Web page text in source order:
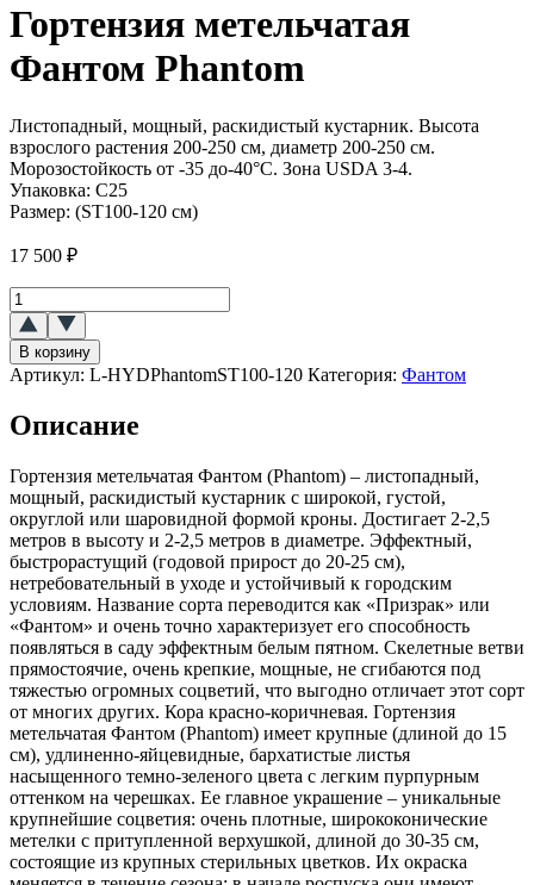
Гортензия метельчатая
Фантом Phantom
Листопадный, мощный, раскидистый кустарник. Высота
взрослого растения 200-250 см, диаметр 200-250 см.
Морозостойкость от -35 до-40°C. Зона USDA 3-4.
Упаковка: С25
Размер: (ST100-120 см)
17 500 ₽
Количество
товара
Гортензия
метельчатая
Фантом
В корзину
Артикул: L-HYDPhantomST100-120 Категория: Фантом
Описание
Гортензия метельчатая Фантом (Phantom) – листопадный,
мощный, раскидистый кустарник с широкой, густой,
округлой или шаровидной формой кроны. Достигает 2-2,5
метров в высоту и 2-2,5 метров в диаметре. Эффектный,
быстрорастущий (годовой прирост до 20-25 см),
нетребовательный в уходе и устойчивый к городским
условиям. Название сорта переводится как «Призрак» или
«Фантом» и очень точно характеризует его способность
появляться в саду эффектным белым пятном. Скелетные ветви
прямостоячие, очень крепкие, мощные, не сгибаются под
тяжестью огромных соцветий, что выгодно отличает этот сорт
от многих других. Кора красно-коричневая. Гортензия
метельчатая Фантом (Phantom) имеет крупные (длиной до 15
см), удлиненно-яйцевидные, бархатистые листья
насыщенного темно-зеленого цвета с легким пурпурным
оттенком на черешках. Ее главное украшение – уникальные
крупнейшие соцветия: очень плотные, ширококонические
метелки с притупленной верхушкой, длиной до 30-35 см,
состоящие из крупных стерильных цветков. Их окраска